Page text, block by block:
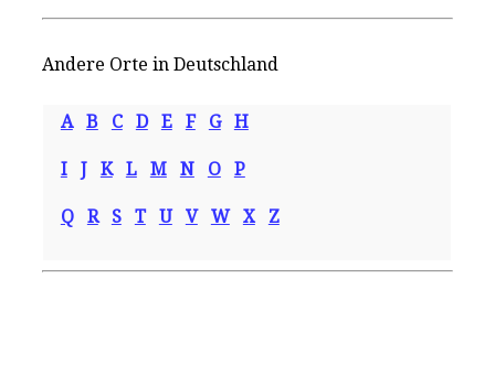
Andere Orte in Deutschland
A B C D E F G H
I J K L M N O P
Q R S T U V W X Z